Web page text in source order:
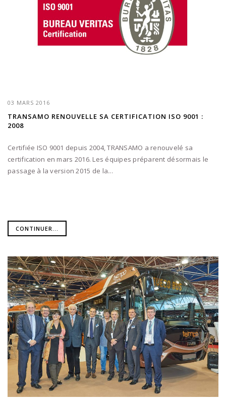
03 MARS 2016
TRANSAMO RENOUVELLE SA CERTIFICATION ISO 9001 :
2008
Certifiée ISO 9001 depuis 2004, TRANSAMO a renouvelé sa
certification en mars 2016. Les équipes préparent désormais le
passage à la version 2015 de la...
CONTINUER...